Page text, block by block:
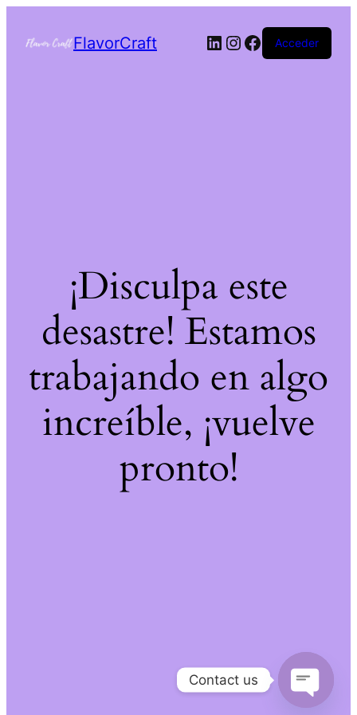
FlavorCraft Acceder
¡Disculpa este
desastre! Estamos
trabajando en algo
increíble, ¡vuelve
pronto!
Contact us